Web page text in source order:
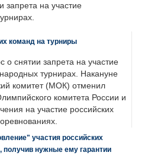
запрета на участие
команд на турниры
о снятии запрета на участие
турнирах. Накануне
комитет (МОК) отменил
комитета России и
на участие российских
участия российских
получив нужные ему гарантии